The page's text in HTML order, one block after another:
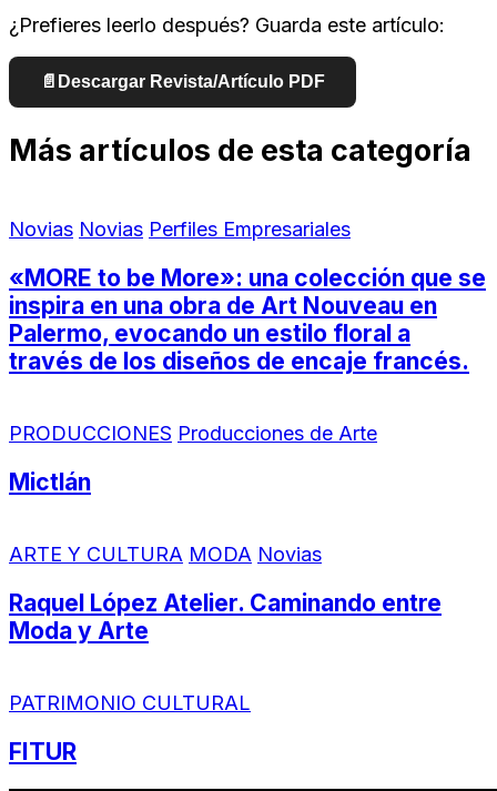
¿Prefieres leerlo después? Guarda este artículo:
📄 Descargar Revista/Artículo PDF
Más artículos de esta categoría
Novias Novias Perfiles Empresariales
«MORE to be More»: una colección que se
inspira en una obra de Art Nouveau en
Palermo, evocando un estilo floral a
través de los diseños de encaje francés.
PRODUCCIONES Producciones de Arte
Mictlán
ARTE Y CULTURA MODA Novias
Raquel López Atelier. Caminando entre
Moda y Arte
PATRIMONIO CULTURAL
FITUR